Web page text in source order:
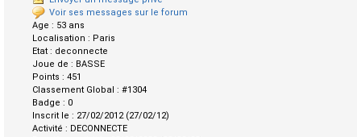
Voir ses messages sur le forum
Age : 53 ans
Localisation : Paris
Etat : deconnecte
Joue de : BASSE
Points : 451
Classement Global : #1304
Badge : 0
Inscrit le : 27/02/2012 (27/02/12)
Activité : DECONNECTE